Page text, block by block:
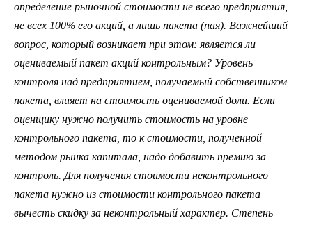
определение рыночной стоимости не всего предприятия,
не всех 100% его акций, а лишь пакета (пая). Важнейший
вопрос, который возникает при этом: является ли
оцениваемый пакет акций контрольным? Уровень
контроля над предприятием, получаемый собственником
пакета, влияет на стоимость оцениваемой доли. Если
оценщику нужно получить стоимость на уровне
контрольного пакета, то к стоимости, полученной
методом рынка ка­питала, надо добавить премию за
контроль. Для получения стоимости неконтрольного
пакета нужно из стоимости контрольного пакета
вычесть скидку за неконтрольный характер. Степень